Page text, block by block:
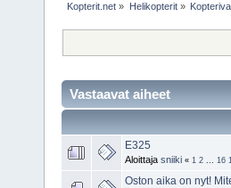
Kopterit.net » Helikopterit»
Vastaavat aiheet
E325
Aloittaja sniiki « 1 2 16
Oston aika on nyt!